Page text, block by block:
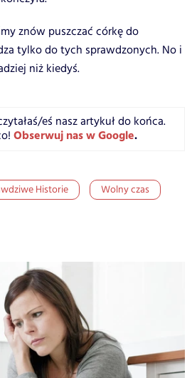
znów puszczać córkę do
tylko do tych sprawdzonych. No i
niż kiedyś.
eś nasz artykuł do końca.
Obserwuj nas w Google.
Historie Wolny czas